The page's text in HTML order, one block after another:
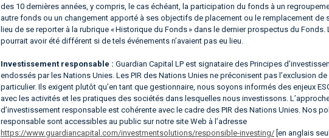
des 10 dernières années, y compris, le cas échéant, la participation du fonds à un
autre fonds ou un changement apporté à ses objectifs de placement ou le remplacement de
lieu de se reporter à la rubrique « Historique du Fonds » dans le dernier prospectus du Fonds.
pourrait avoir été différent si de tels événements n’avaient pas eu lieu.
Investissement responsable : Guardian Capital LP est signataire des Principes
endossés par les Nations Unies. Les PIR des Nations Unies ne préconisent pas l’exclusion
particulier. Ils exigent plutôt qu’en tant que gestionnaire, nous soyons informés des enjeux
avec les activités et les pratiques des sociétés dans lesquelles nous investissons.
d’investissement responsable est cohérente avec le cadre des PIR des Nations Unies. Nos
responsable sont accessibles au public sur notre site Web à l’adresse
https://www.guardiancapital.com/investmentsolutions/responsible-investing/ [en anglais